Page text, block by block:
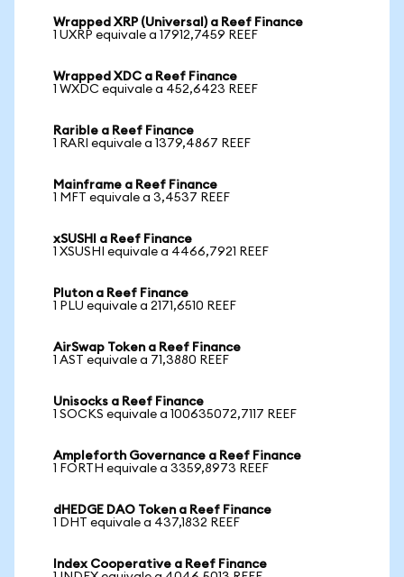
Wrapped XRP (Universal) a Reef Finance
1 UXRP equivale a 17912,7459 REEF
Wrapped XDC a Reef Finance
1 WXDC equivale a 452,6423 REEF
Rarible a Reef Finance
1 RARI equivale a 1379,4867 REEF
Mainframe a Reef Finance
1 MFT equivale a 3,4537 REEF
xSUSHI a Reef Finance
1 XSUSHI equivale a 4466,7921 REEF
Pluton a Reef Finance
1 PLU equivale a 2171,6510 REEF
AirSwap Token a Reef Finance
1 AST equivale a 71,3880 REEF
Unisocks a Reef Finance
1 SOCKS equivale a 100635072,7117 REEF
Ampleforth Governance a Reef Finance
1 FORTH equivale a 3359,8973 REEF
dHEDGE DAO Token a Reef Finance
1 DHT equivale a 437,1832 REEF
Index Cooperative a Reef Finance